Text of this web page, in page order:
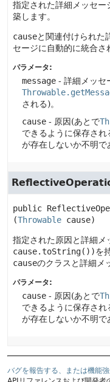
指定された詳細メッセ
築します。
causeと関連付けられた
セージに自動的に統合さ
パラメータ:
message - 詳細メッセ
される)。
cause - 原因(あとで
できるように保存され
が存在しないか不明
public
(Throwable cause)
指定された原因と詳細メ
cause.toString())を
causeのクラスと詳細メ
パラメータ:
cause - 原因(あとで
できるように保存され
が存在しないか不明
バグを報告する、または機能